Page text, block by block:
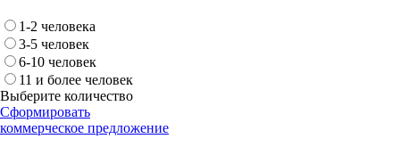
1-2 человека
3-5 человек
6-10 человек
11 и более человек
Выберите количество
Сформировать
коммерческое предложение